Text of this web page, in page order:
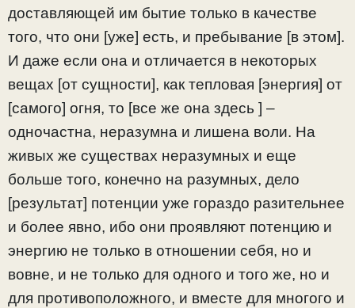
доставляющей им бытие только в качестве
того, что они [уже] есть, и пребывание [в этом].
И даже если она и отличается в некоторых
вещах [от сущности], как тепловая [энергия] от
[самого] огня, то [все же она здесь ] –
одночастна, неразумна и лишена воли. На
живых же существах неразумных и еще
больше того, конечно на разумных, дело
[результат] потенции уже гораздо разительнее
и более явно, ибо они проявляют потенцию и
энергию не только в отношении себя, но и
вовне, и не только для одного и того же, но и
для противоположного, и вместе для многого и